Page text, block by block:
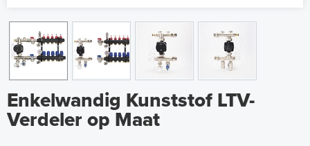
Enkelwandig Kunststof LTV-
Verdeler op Maat